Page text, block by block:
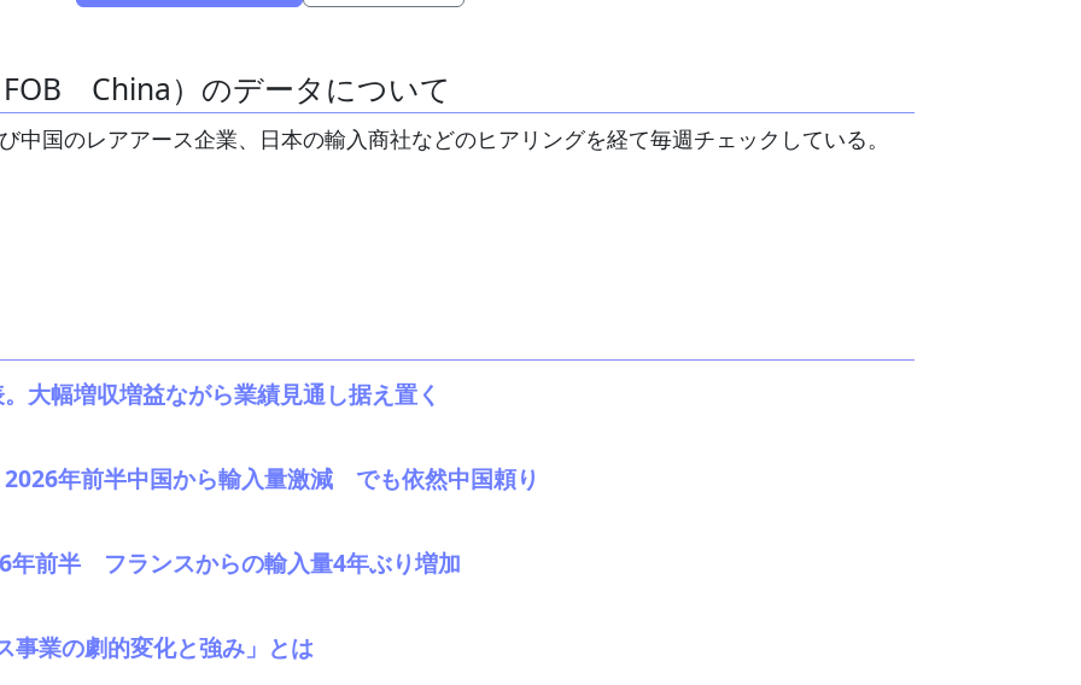
China）のデータについて
中国のレアアース企業、日本の輸入商社などのヒアリングを経て毎週チェックしている。
大幅増収増益ながら業績見通し据え置く
年前半中国から輸入量激減 でも依然中国頼り
前半 フランスからの輸入量4年ぶり増加
事業の劇的変化と強み」とは